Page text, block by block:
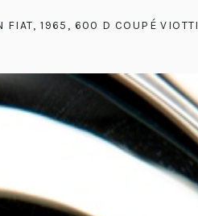
FIAT, 1965, 600 D COUPÉ VIOTTI